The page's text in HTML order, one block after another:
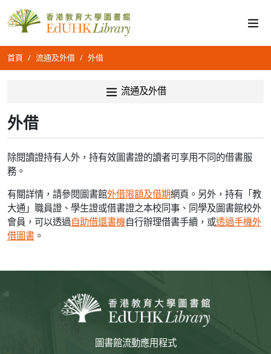
首頁 流通及外借 外借
流通及外借
外借
除閱讀證持有人外，持有效圖書證的讀者可享用不同的借書服
務。
有關詳情，請參閱圖書館外借限額及借期網頁。另外，持有「教
大通」職員證、學生證或借書證之本校同事、同學及圖書館校外
會員，可以透過自助借還書機自行辦理借書手續，或透過手機外
借圖書。
圖書館流動應用程式